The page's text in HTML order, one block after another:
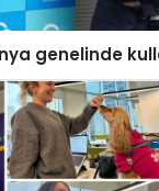
genelinde